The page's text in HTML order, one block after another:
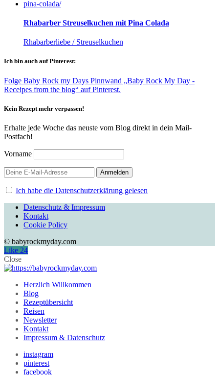
Rhabarber Streuselkuchen mit Pina Colada
Rhabarberliebe / Streuselkuchen
Ich bin auch auf Pinterest:
Folge Baby Rock my Days Pinnwand „Baby Rock My Day -
Receipes from the blog“ auf Pinterest.
Kein Rezept mehr verpassen!
Erhalte jede Woche das neuste vom Blog direkt in dein Mail-
Postfach!
Vorname
Ich habe die Datenschutzerklärung gelesen
Datenschutz & Impressum
Kontakt
Cookie Policy
© babyrockmyday.com
Like 24
Close
Herzlich Willkommen
Blog
Rezeptübersicht
Reisen
Newsletter
Kontakt
Impressum & Datenschutz
instagram
pinterest
facebook